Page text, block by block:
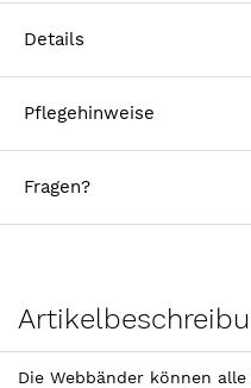
Details
Pflegehinweise
Fragen?
Die Webbänder können